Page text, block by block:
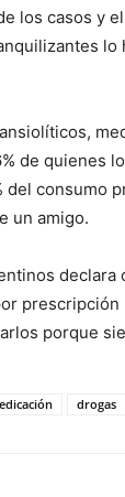
los casos y
lo
de quienes
del consumo
un amigo.
declara
prescripción
porque
drogas